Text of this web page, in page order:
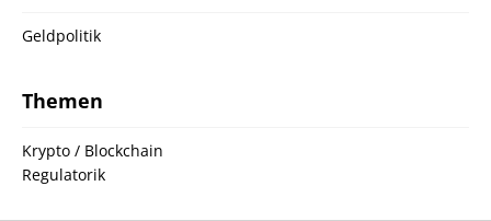
Geldpolitik
Themen
Krypto / Blockchain
Regulatorik